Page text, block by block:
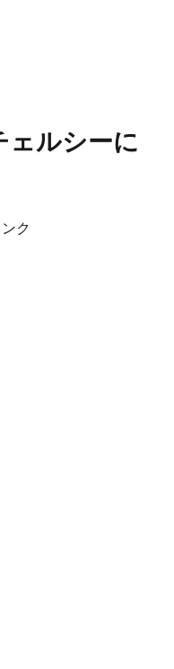
ェルシーに
ク